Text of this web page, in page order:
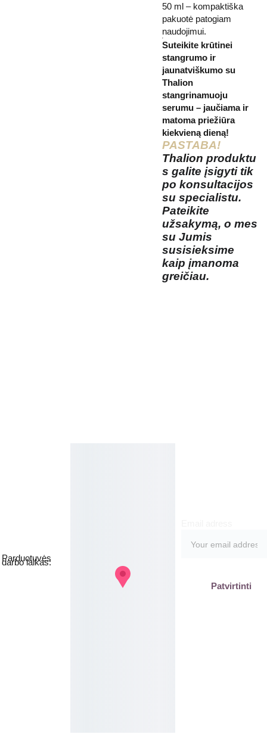
50 ml – kompaktiška
pakuotė patogiam
naudojimui.
Suteikite krūtinei
stangrumo ir
jaunatviškumo su
Thalion
stangrinamuoju
serumu – jaučiama ir
matoma priežiūra
kiekvieną dieną!
PASTABA!
Thalion produktu
s galite įsigyti tik
po konsultacijos
su specialistu.
Pateikite
užsakymą, o mes
su Jumis
susisieksime
kaip įmanoma
greičiau.
Patvirtinti
Parduotuvės
darbo laikas: